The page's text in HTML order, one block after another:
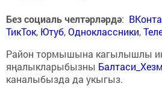
Без социаль челтәрләрдә:
ТикТок, Ютуб,Одноклассники,
Район тормышына кагылышлы
яңалыкларыбызны
каналыбызда да укыгыз.